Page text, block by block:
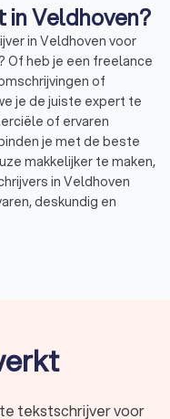
Veldhoven?
in Veldhoven voor
Of heb je een freelance
of
je de juiste expert te
of ervaren
je met de beste
makkelijker te maken,
in Veldhoven
deskundig en
met het
Deze
Heb je een
tekstschrijver voor